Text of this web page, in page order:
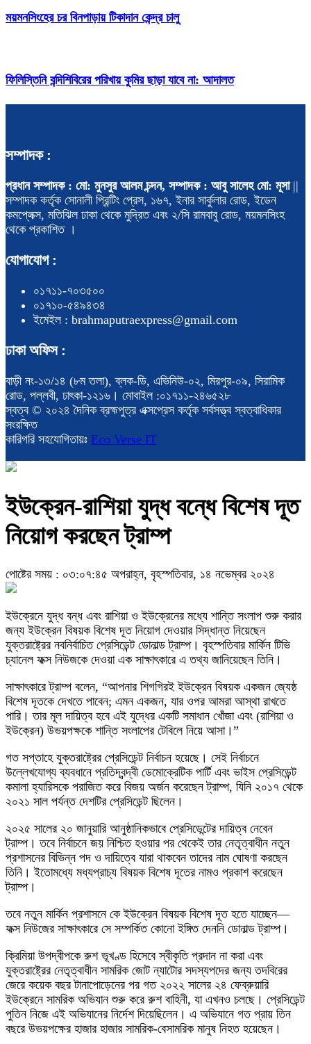
ময়মনসিংহের চর বিনপাড়ায় টিকাদান কেন্দ্র চালু
ফিলিস্তিনি বন্দিশিবিরের পরিখায় কুমির ছাড়া যাবে না: আদালত
সম্পাদক :
প্রধান সম্পাদক : মো: মুনসুর আলম চন্দন, সম্পাদক : আবু সালেহ মো: মূসা||
সম্পাদক কর্তৃক সোনালী প্রিন্টিং প্রেস, ১৬৭, ইনার সার্কুলার রোড, ইডেন
কমপ্লেক্স, মতিঝিল ঢাকা থেকে মুদ্রিত এবং ২/সি রামবাবু রোড, ময়মনসিংহ
থেকে প্রকাশিত ।
যোগাযোগ :
০১৭১১-৭০৩৫০০
০১৭১০-৫৪৯৪৩৪
ইমেইল : brahmaputraexpress@gmail.com
ঢাকা অফিস :
বাড়ী নং-১৩/১৪ (৮ম তলা), ব্লক-ডি, এভিনিউ-০২, মিরপুর-০৯, সিরামিক
রোড, পল্লবী, ঢাৎকা-১২১৬। মোবাইল :০১৭১১-২৪৬৫২৮
স্বত্ব © ২০২৪ দৈনিক ব্রহ্মপুত্র এক্সপ্রেস কর্তৃক সর্বসত্ত্ব স্বত্বাধিকার
সংরক্ষিত
কারিগরি সহযোগিতায়ঃ Eco Verse IT
ইউক্রেন-রাশিয়া যুদ্ধ বন্ধে বিশেষ ‍দূত
নিয়োগ করছেন ট্রাম্প
পোষ্টের সময় : ০৩:০৭:৪৫ অপরাহ্ন, বৃহস্পতিবার, ১৪ নভেম্বর ২০২৪
ইউক্রেনে যুদ্ধ বন্ধ এবং রাশিয়া ও ইউক্রেনের মধ্যে শান্তি সংলাপ শুরু করার
জন্য ইউক্রেন বিষয়ক বিশেষ দূত নিয়োগ দেওয়ার সিদ্ধান্ত নিয়েছেন
যুক্তরাষ্ট্রের নবনির্বাচিত প্রেসিডেন্ট ডোনাল্ড ট্রাম্প। বৃহস্পতিবার মার্কিন টিভি
চ্যানেল ফক্স নিউজকে দেওয়া এক সাক্ষাৎকারে এ তথ্য জানিয়েছেন তিনি।
সাক্ষাৎকারে ট্রাম্প বলেন, “আপনার শিগগিরই ইউক্রেন বিষয়ক একজন জ্যেষ্ঠ
বিশেষ দূতকে দেখতে পাবেন; এমন একজন, যার ওপর আমরা আস্থা রাখতে
পারি। তার মূল দায়িত্ব হবে এই যুদ্ধের একটি সমাধান খোঁজা এবং (রাশিয়া ও
ইউক্রেন) উভয়পক্ষকে শান্তি সংলাপের টেবিলে নিয়ে আসা।”
গত সপ্তাহে যুক্তরাষ্ট্রের প্রেসিডেন্ট নির্বাচন হয়েছে। সেই নির্বাচনে
উল্লেখযোগ্য ব্যবধানে প্রতিদ্বন্দ্বী ডেমোক্রেটিক পার্টি এবং ভাইস প্রেসিডেন্ট
কমালা হ্যারিসকে পরাজিত করে বিজয় অর্জন করেছেন ট্রাম্প, যিনি ২০১৭ থেকে
২০২১ সাল পর্যন্ত দেশটির প্রেসিডেন্ট ছিলেন।
২০২৫ সালের ২০ জানুয়ারি আনুষ্ঠানিকভাবে প্রেসিডেন্টের দায়িত্ব নেবেন
ট্রাম্প। তবে নির্বাচনে জয় নিশ্চিত হওয়ার পর থেকেই তার নেতৃত্বাধীন নতুন
প্রশাসনের বিভিন্ন পদ ও দায়িত্বে যারা থাকবেন তাদের নাম ঘোষণা করছেন
তিনি। ইতোমধ্যে মধ্যপ্রাচ্য বিষয়ক বিশেষ দূতের নামও প্রকাশ করেছেন
ট্রাম্প।
তবে নতুন মার্কিন প্রশাসনে কে ইউক্রেন বিষয়ক বিশেষ দূত হতে যাচ্ছেন—
ফক্স নিউজের সাক্ষাৎকারে সে সম্পর্কিত কোনো ইঙ্গিত দেননি ডোনাল্ড ট্রাম্প।
ক্রিমিয়া উপদ্বীপকে রুশ ভূখণ্ড হিসেবে স্বীকৃতি প্রদান না করা এবং
যুক্তরাষ্ট্রের নেতৃত্বাধীন সামরিক জোট ন্যাটোর সদস্যপদের জন্য তদবিরের
জেরে কয়েক বছর টানাপোড়েনের পর গত ২০২২ সালের ২৪ ফেব্রুয়ারি
ইউক্রেনে সামরিক অভিযান শুরু করে রুশ বাহিনী, যা এখনও চলছে। প্রেসিডেন্ট
পুতিন নিজে এই অভিযানের নির্দেশ দিয়েছিলেন। এ অভিযানে গত প্রায় তিন
বছরে উভয়পক্ষের হাজার হাজার সামরিক-বেসামরিক মানুষ নিহত হয়েছেন।